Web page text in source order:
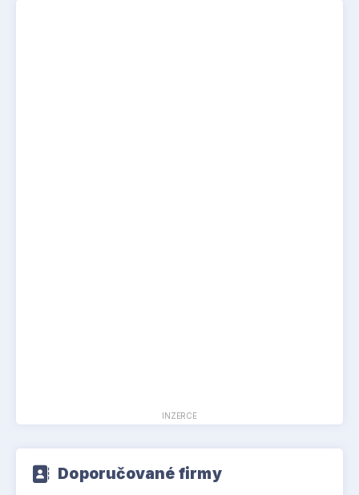
INZERCE
Doporučované firmy